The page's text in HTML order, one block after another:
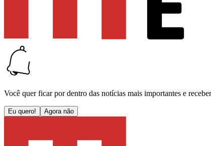
Você quer ficar por dentro das notícias mais importantes e receber
Eu quero! Agora não